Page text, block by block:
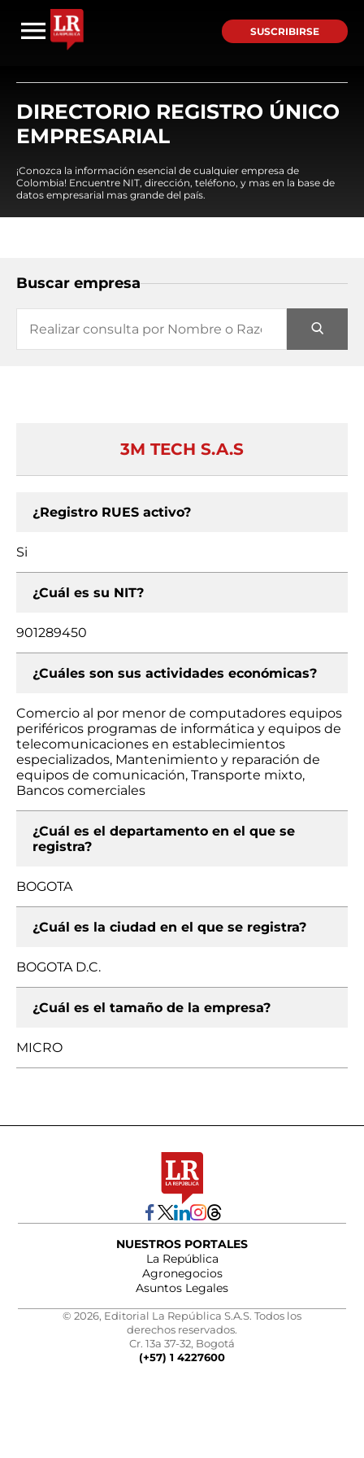
SUSCRIBIRSE
DIRECTORIO REGISTRO ÚNICO
EMPRESARIAL
¡Conozca la información esencial de cualquier empresa de
Colombia! Encuentre NIT, dirección, teléfono, y mas en la base de
datos empresarial mas grande del país.
Buscar empresa
3M TECH S.A.S
¿Registro RUES activo?
Si
¿Cuál es su NIT?
901289450
¿Cuáles son sus actividades económicas?
Comercio al por menor de computadores equipos
periféricos programas de informática y equipos de
telecomunicaciones en establecimientos
especializados, Mantenimiento y reparación de
equipos de comunicación, Transporte mixto,
Bancos comerciales
¿Cuál es el departamento en el que se
registra?
BOGOTA
¿Cuál es la ciudad en el que se registra?
BOGOTA D.C.
¿Cuál es el tamaño de la empresa?
MICRO
NUESTROS PORTALES
La República
Agronegocios
Asuntos Legales
© 2026, Editorial La República S.A.S. Todos los
derechos reservados.
Cr. 13a 37-32, Bogotá
(+57) 1 4227600